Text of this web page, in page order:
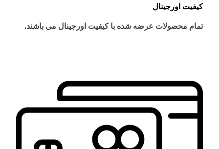
کیفیت اورجینال
تمام محصولات عرضه شده با کیفیت اورجینال می باشند.